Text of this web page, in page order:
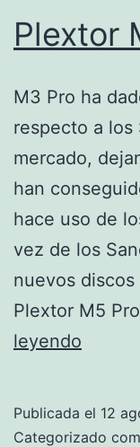
Plextor
M3 Pro ha
respecto a los
mercado,
han
hace uso de
vez de los
nuevos discos
Plextor M5
leyendo
Publicada el 12
Categorizado